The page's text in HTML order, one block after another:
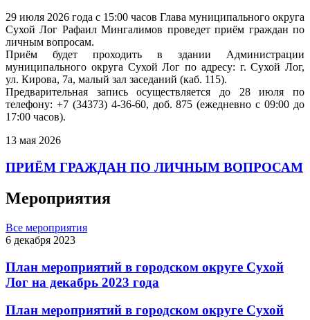
29 июля 2026 года с 15:00 часов Глава муниципального округа
Сухой Лог Рафаил Мингалимов проведет приём граждан по
личным вопросам.
Приём будет проходить в здании Администрации
муниципального округа Сухой Лог по адресу: г. Сухой Лог,
ул. Кирова, 7а, малый зал заседаний (каб. 115).
Предварительная запись осуществляется до 28 июля по
телефону: +7 (34373) 4-36-60, доб. 875 (ежедневно с 09:00 до
17:00 часов).
13 мая 2026
ПРИЁМ ГРАЖДАН ПО ЛИЧНЫМ ВОПРОСАМ
Мероприятия
Все мероприятия
6 декабря 2023
План мероприятий в городском округе Сухой
Лог на декабрь 2023 года
План мероприятий в городском округе Сухой